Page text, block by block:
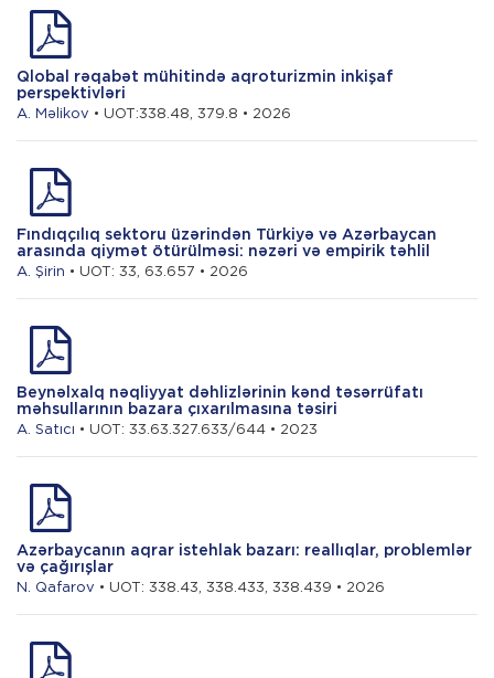
Qlobal rəqabət mühitində aqroturizmin inkişaf
perspektivləri
A. Məlikov • UOT:338.48, 379.8 • 2026
Fındıqçılıq sektoru üzərindən Türkiyə və Azərbaycan
arasında qiymət ötürülməsi: nəzəri və empirik təhlil
A. Şirin • UOT: 33, 63.657 • 2026
Beynəlxalq nəqliyyat dəhlizlərinin kənd təsərrüfatı
məhsullarının bazara çıxarılmasına təsiri
A. Satıcı • UOT: 33.63.327.633/644 • 2023
Azərbaycanın aqrar istehlak bazarı: reallıqlar, problemlər
və çağırışlar
N. Qafarov • UOT: 338.43, 338.433, 338.439 • 2026